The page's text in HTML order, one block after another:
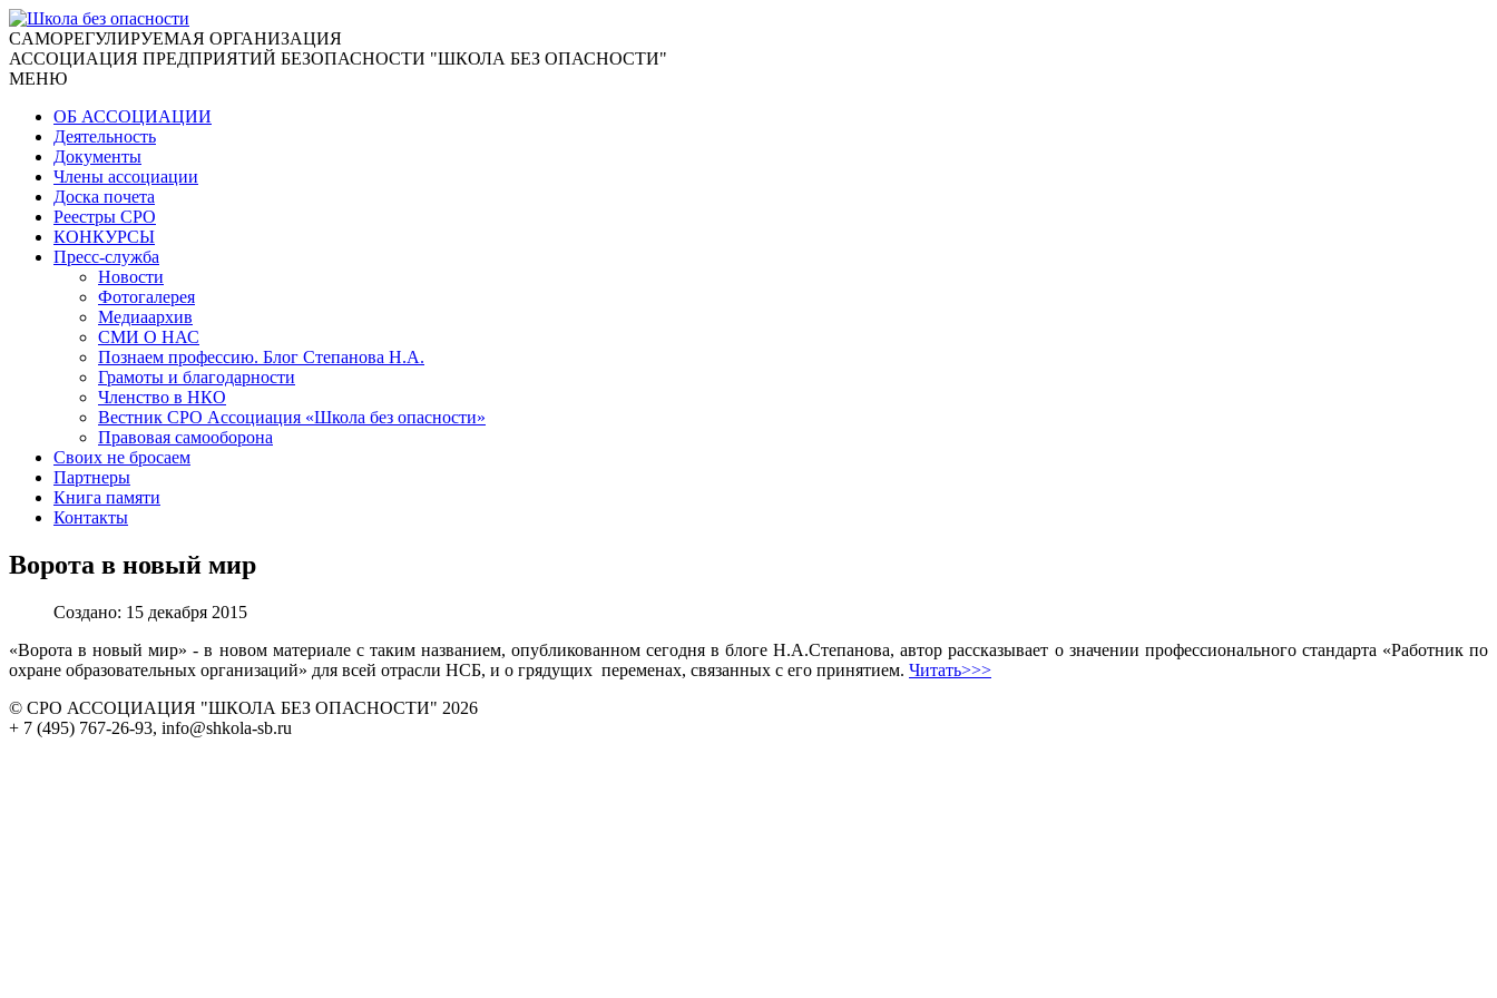
CАМОРЕГУЛИРУЕМАЯ ОРГАНИЗАЦИЯ
АССОЦИАЦИЯ ПРЕДПРИЯТИЙ БЕЗОПАСНОСТИ "ШКОЛА БЕЗ ОПАСНОСТИ"
МЕНЮ
ОБ АССОЦИАЦИИ
Деятельность
Документы
Члены ассоциации
Доска почета
Реестры СРО
КОНКУРСЫ
Пресс-служба
Новости
Фотогалерея
Медиаархив
СМИ О НАС
Познаем профессию. Блог Степанова Н.А.
Грамоты и благодарности
Членство в НКО
Вестник СРО Ассоциация «Школа без опасности»
Правовая самооборона
Своих не бросаем
Партнеры
Книга памяти
Контакты
Ворота в новый мир
Создано: 15 декабря 2015
«Ворота в новый мир» - в новом материале с таким названием, опубликованном сегодня в блоге Н.А.Степанова, автор рассказывает о значении профессионального стандарта «Работник по
охране образовательных организаций» для всей отрасли НСБ, и о грядущих переменах, связанных с его принятием. Читать>>>
© СРО АССОЦИАЦИЯ "ШКОЛА БЕЗ ОПАСНОСТИ" 2026
+ 7 (495) 767-26-93, info@shkola-sb.ru